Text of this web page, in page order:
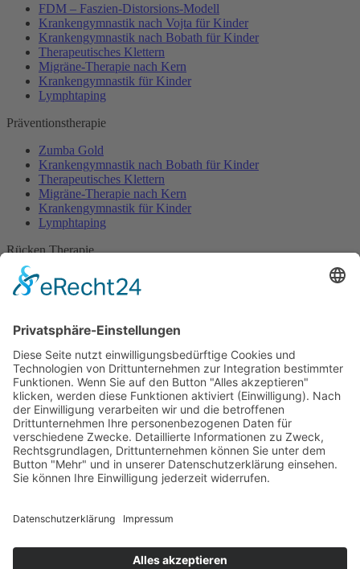
FDM – Faszien-Distorsions-Modell
Krankengymnastik nach Vojta für Kinder
Krankengymnastik nach Bobath für Kinder
Therapeutisches Klettern
Migräne-Therapie nach Kern
Krankengymnastik für Kinder
Lymphtaping
Präventionstherapie
Zumba Gold
Krankengymnastik nach Bobath für Kinder
Therapeutisches Klettern
Migräne-Therapie nach Kern
Krankengymnastik für Kinder
Lymphtaping
Rücken Therapie
Therapeutisches Klettern
Entspannungstraining
Zumba Gold
Rückbildungsgymnastik
Kinder Therapie
Krankengymnastik nach Vojta für Kinder
Krankengymnastik nach Bobath für Kinder
Krankengymnastik für Kinder
Therapeuten
Kontakt
Sponsoring
Gutscheine